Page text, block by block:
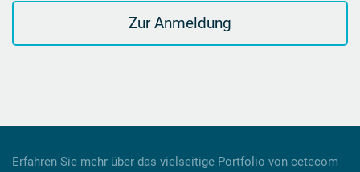
Zur Anmeldung
Erfahren Sie mehr über das vielseitige Portfolio von cetecom